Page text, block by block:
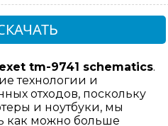
tm-9741 schematics.
технологии и
отходов, поскольку
и ноутбуки, мы
как можно больше